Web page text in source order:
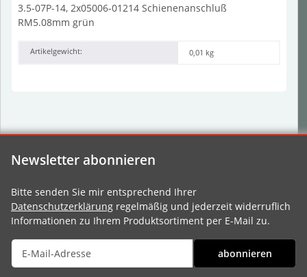
3.5-07P-14, 2x05006-01214 Schienenanschluß
RM5.08mm grün
Artikelgewicht: 0,01 kg
Newsletter abonnieren
Bitte senden Sie mir entsprechend Ihrer
Datenschutzerklärung regelmäßig und jederzeit widerruflich
Informationen zu Ihrem Produktsortiment per E-Mail zu.
abonnieren